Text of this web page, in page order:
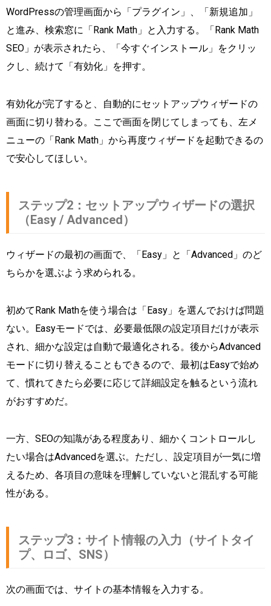
WordPressの管理画面から「プラグイン」、「新規追加」
と進み、検索窓に「Rank Math」と入力する。「Rank Math
SEO」が表示されたら、「今すぐインストール」をクリッ
クし、続けて「有効化」を押す。
有効化が完了すると、自動的にセットアップウィザードの
画面に切り替わる。ここで画面を閉じてしまっても、左メ
ニューの「Rank Math」から再度ウィザードを起動できるの
で安心してほしい。
ステップ2：セットアップウィザードの選択
（Easy / Advanced）
ウィザードの最初の画面で、「Easy」と「Advanced」のど
ちらかを選ぶよう求められる。
初めてRank Mathを使う場合は「Easy」を選んでおけば問題
ない。Easyモードでは、必要最低限の設定項目だけが表示
され、細かな設定は自動で最適化される。後からAdvanced
モードに切り替えることもできるので、最初はEasyで始め
て、慣れてきたら必要に応じて詳細設定を触るという流れ
がおすすめだ。
一方、SEOの知識がある程度あり、細かくコントロールし
たい場合はAdvancedを選ぶ。ただし、設定項目が一気に増
えるため、各項目の意味を理解していないと混乱する可能
性がある。
ステップ3：サイト情報の入力（サイトタイ
プ、ロゴ、SNS）
次の画面では、サイトの基本情報を入力する。